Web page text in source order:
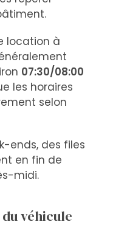
location à
07:30/08:00
les horaires
selon
ends, des files
en fin de
midi.
véhicule